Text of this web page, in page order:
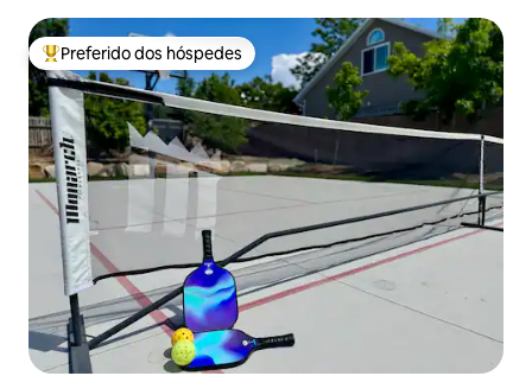
Entre os melhores preferidos dos hóspedes
Preferido dos hóspedes